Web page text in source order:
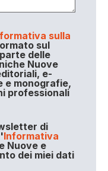
sulla
sul
delle
Nuove
e-
e monografie,
professionali
di
Informativa
Nuove e
dei miei dati